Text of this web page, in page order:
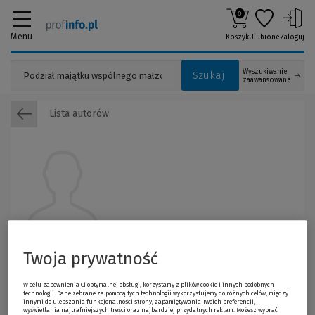
Menu
Szukaj
Wyszukiwanie
zaawansowane
0
KoszykUlubioneZaloguj
Lista autorów
Twoja prywatność
W celu zapewnienia Ci optymalnej obsługi, korzystamy z plików cookie i innych podobnych
technologii. Dane zebrane za pomocą tych technologii wykorzystujemy do różnych celów, między
innymi do ulepszania funkcjonalności strony, zapamiętywania Twoich preferencji,
wyświetlania najtrafniejszych treści oraz najbardziej przydatnych reklam. Możesz wybrać